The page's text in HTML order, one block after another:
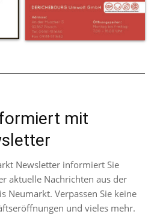
mit
Newsletter informiert Sie
aktuelle Nachrichten aus der
Neumarkt. Verpassen Sie keine
und vieles mehr.